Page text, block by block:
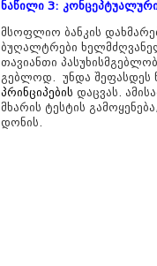
ნაწილი 3:
მსოფლიო ბანკის
ბუღალტრები
თავიანთი
გებლოდ. უნდა შეფასდეს
პრინციპების დაცვას.
მხარის ტესტის
დონის.